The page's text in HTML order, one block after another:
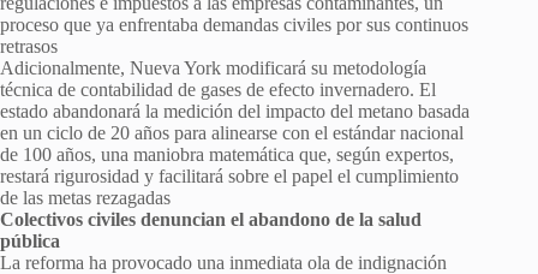
proceso que ya enfrentaba demandas civiles por sus continuos
retrasos
Adicionalmente, Nueva York modificará su metodología
técnica de contabilidad de gases de efecto invernadero. El
estado abandonará la medición del impacto del metano basada
en un ciclo de 20 años para alinearse con el estándar nacional
de 100 años, una maniobra matemática que, según expertos,
restará rigurosidad y facilitará sobre el papel el cumplimiento
de las metas rezagadas
Colectivos civiles denuncian el abandono de la salud
pública
La reforma ha provocado una inmediata ola de indignación